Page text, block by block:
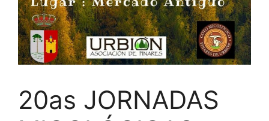
20as JORNADAS